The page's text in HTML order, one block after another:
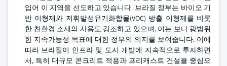
입어 이 지역을 선도하고 있습니다. 브라질 정부는 바이오 기
반 이형제와 저휘발성유기화합물(VOC) 방출 이형제를 비롯
한 친환경 소재의 사용도 강조하고 있으며, 이는 보다 광범위
한 지속가능성 목표에 대한 정부의 의지를 보여줍니다. 이에
따라 브라질이 인프라 및 도시 개발에 지속적으로 투자하면
서, 특히 대규모 콘크리트 적용과 프리캐스트 건설을 중심으